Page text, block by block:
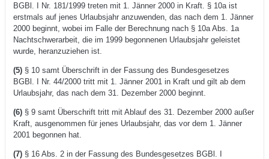
BGBl. I Nr. 181/1999 treten mit 1. Jänner 2000 in Kraft. § 10a ist
erstmals auf jenes Urlaubsjahr anzuwenden, das nach dem 1. Jänner
2000 beginnt, wobei im Falle der Berechnung nach § 10a Abs. 1a
Nachtschwerarbeit, die im 1999 begonnenen Urlaubsjahr geleistet
wurde, heranzuziehen ist.
(5)§ 10 samt Überschrift in der Fassung des Bundesgesetzes
BGBl. I Nr. 44/2000 tritt mit 1. Jänner 2001 in Kraft und gilt ab dem
Urlaubsjahr, das nach dem 31. Dezember 2000 beginnt.
(6)§ 9 samt Überschrift tritt mit Ablauf des 31. Dezember 2000 außer
Kraft, ausgenommen für jenes Urlaubsjahr, das vor dem 1. Jänner
2001 begonnen hat.
(7)§ 16 Abs. 2 in der Fassung des Bundesgesetzes BGBl. I